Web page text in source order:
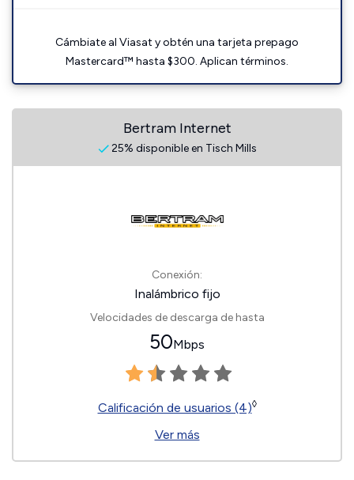
Cámbiate al Viasat y obtén una tarjeta prepago
Mastercard™ hasta $300. Aplican términos.
Bertram Internet
25% disponible en Tisch Mills
Conexión:
Inalámbrico fijo
Velocidades de descarga de hasta
50Mbps
Calificación de usuarios (4)◊
Ver más